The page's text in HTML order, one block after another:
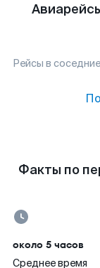
Рейсы в
Факты по
около 5 часов
Среднее время